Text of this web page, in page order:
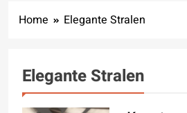
Home Elegante Stralen
Elegante Stralen